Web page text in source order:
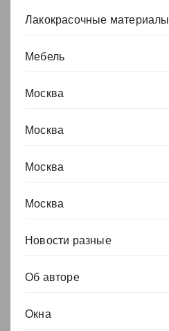
Лакокрасочные материалы
Мебель
Москва
Москва
Москва
Москва
Новости разные
Об авторе
Окна